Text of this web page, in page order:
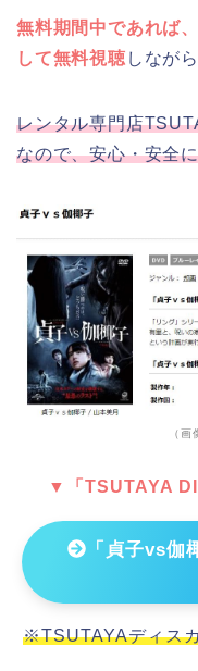
無料期間中であれば
して無料視聴 しなが
レンタル専門店
なので、安心・安全
（
▼「TSUTAYA
「貞子vs伽
※TSUTAYAディス